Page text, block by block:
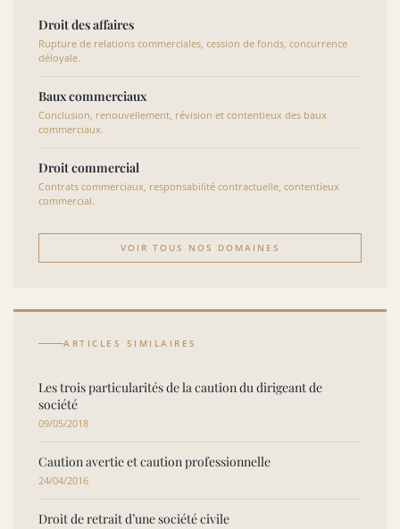
Droit des affaires
Rupture de relations commerciales, cession de fonds, concurrence
déloyale.
Baux commerciaux
Conclusion, renouvellement, révision et contentieux des baux
commerciaux.
Droit commercial
Contrats commerciaux, responsabilité contractuelle, contentieux
commercial.
VOIR TOUS NOS DOMAINES
ARTICLES SIMILAIRES
Les trois particularités de la caution du dirigeant de
société
09/05/2018
Caution avertie et caution professionnelle
24/04/2016
Droit de retrait d’une société civile